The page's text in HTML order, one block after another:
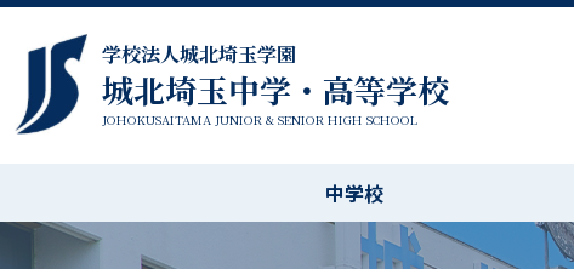
学校法人城北埼玉学園
城北埼玉中学・高等学校
JOHOKUSAITAMA JUNIOR & SENIOR HIGH SCHOOL
中学校